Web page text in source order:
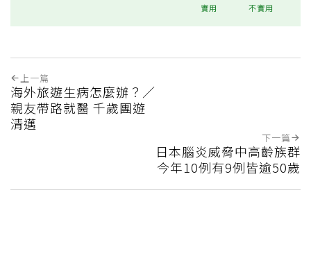
實用 不實用
上一篇
海外旅遊生病怎麼辦？／
親友帶路就醫 千歲團遊
清邁
下一篇
日本腦炎威脅中高齡族群
今年10例有9例皆逾50歲